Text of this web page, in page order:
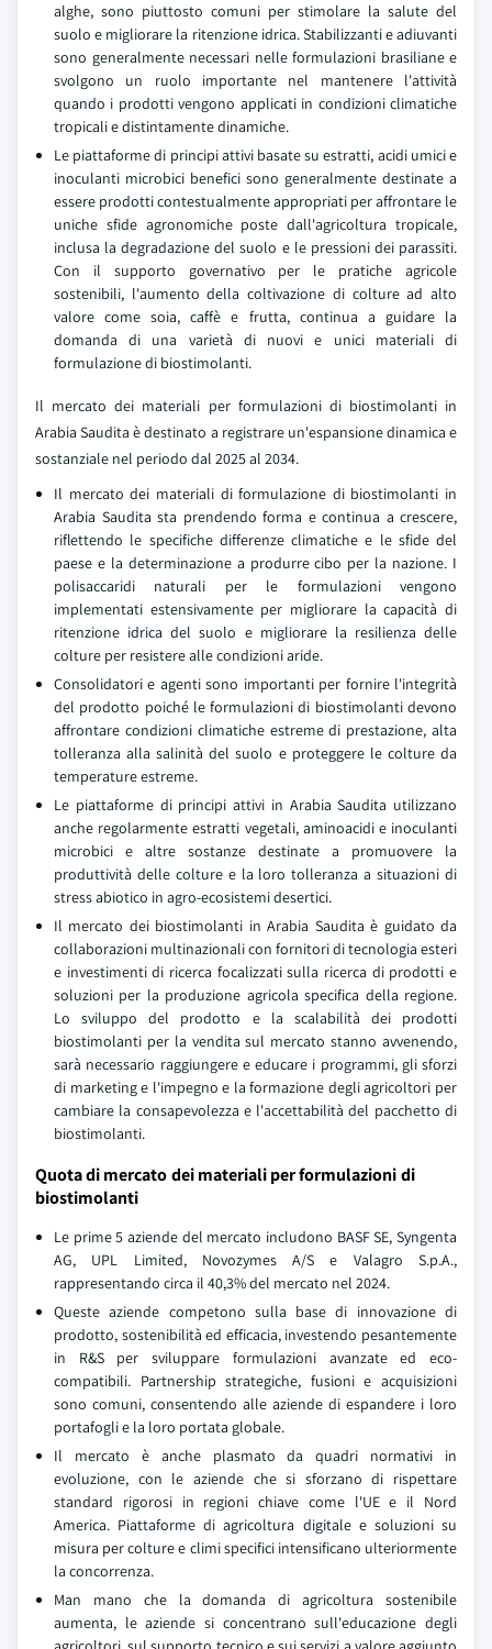
alghe, sono piuttosto comuni per stimolare la salute del
suolo e migliorare la ritenzione idrica. Stabilizzanti e adiuvanti
sono generalmente necessari nelle formulazioni brasiliane e
svolgono un ruolo importante nel mantenere l'attività
quando i prodotti vengono applicati in condizioni climatiche
tropicali e distintamente dinamiche.
Le piattaforme di principi attivi basate su estratti, acidi umici e
inoculanti microbici benefici sono generalmente destinate a
essere prodotti contestualmente appropriati per affrontare le
uniche sfide agronomiche poste dall'agricoltura tropicale,
inclusa la degradazione del suolo e le pressioni dei parassiti.
Con il supporto governativo per le pratiche agricole
sostenibili, l'aumento della coltivazione di colture ad alto
valore come soia, caffè e frutta, continua a guidare la
domanda di una varietà di nuovi e unici materiali di
formulazione di biostimolanti.
Il mercato dei materiali per formulazioni di biostimolanti in
Arabia Saudita è destinato a registrare un'espansione dinamica e
sostanziale nel periodo dal 2025 al 2034.
Il mercato dei materiali di formulazione di biostimolanti in
Arabia Saudita sta prendendo forma e continua a crescere,
riflettendo le specifiche differenze climatiche e le sfide del
paese e la determinazione a produrre cibo per la nazione. I
polisaccaridi naturali per le formulazioni vengono
implementati estensivamente per migliorare la capacità di
ritenzione idrica del suolo e migliorare la resilienza delle
colture per resistere alle condizioni aride.
Consolidatori e agenti sono importanti per fornire l'integrità
del prodotto poiché le formulazioni di biostimolanti devono
affrontare condizioni climatiche estreme di prestazione, alta
tolleranza alla salinità del suolo e proteggere le colture da
temperature estreme.
Le piattaforme di principi attivi in Arabia Saudita utilizzano
anche regolarmente estratti vegetali, aminoacidi e inoculanti
microbici e altre sostanze destinate a promuovere la
produttività delle colture e la loro tolleranza a situazioni di
stress abiotico in agro-ecosistemi desertici.
Il mercato dei biostimolanti in Arabia Saudita è guidato da
collaborazioni multinazionali con fornitori di tecnologia esteri
e investimenti di ricerca focalizzati sulla ricerca di prodotti e
soluzioni per la produzione agricola specifica della regione.
Lo sviluppo del prodotto e la scalabilità dei prodotti
biostimolanti per la vendita sul mercato stanno avvenendo,
sarà necessario raggiungere e educare i programmi, gli sforzi
di marketing e l'impegno e la formazione degli agricoltori per
cambiare la consapevolezza e l'accettabilità del pacchetto di
biostimolanti.
Quota di mercato dei materiali per formulazioni di
biostimolanti
Le prime 5 aziende del mercato includono BASF SE, Syngenta
AG, UPL Limited, Novozymes A/S e Valagro S.p.A.,
rappresentando circa il 40,3% del mercato nel 2024.
Queste aziende competono sulla base di innovazione di
prodotto, sostenibilità ed efficacia, investendo pesantemente
in R&S per sviluppare formulazioni avanzate ed eco-
compatibili. Partnership strategiche, fusioni e acquisizioni
sono comuni, consentendo alle aziende di espandere i loro
portafogli e la loro portata globale.
Il mercato è anche plasmato da quadri normativi in
evoluzione, con le aziende che si sforzano di rispettare
standard rigorosi in regioni chiave come l'UE e il Nord
America. Piattaforme di agricoltura digitale e soluzioni su
misura per colture e climi specifici intensificano ulteriormente
la concorrenza.
Man mano che la domanda di agricoltura sostenibile
aumenta, le aziende si concentrano sull'educazione degli